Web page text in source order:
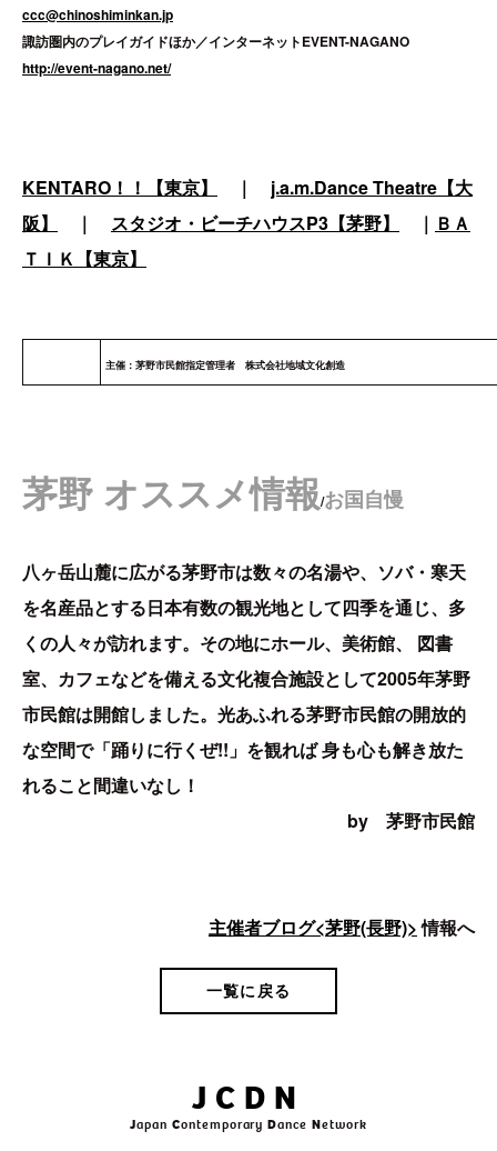
ccc@chinoshiminkan.jp
諏訪圏内のプレイガイドほか／インターネットEVENT-NAGANO
http://event-nagano.net/
KENTARO！！【東京】 ｜ j.a.m.Dance Theatre【大
阪】
｜ スタジオ・ビーチハウスP3【茅野】 ｜ ＢＡ
ＴＩＫ【東京】
主催：茅野市民館指定管理者 株式会社地域文化創造
茅野 オススメ情報/お国自慢
八ヶ岳山麓に広がる茅野市は数々の名湯や、ソバ・寒天
を名産品とする日本有数の観光地として四季を通じ、多
くの人々が訪れます。その地にホール、美術館、 図書
室、カフェなどを備える文化複合施設として2005年茅野
市民館は開館しました。光あふれる茅野市民館の開放的
な空間で「踊りに行くぜ!!」を観れば 身も心も解き放た
れること間違いなし！
by 茅野市民館
主催者ブログ<茅野(長野)>情報へ
一覧に戻る
JCDN
Japan ContemporaryDanceNetwork